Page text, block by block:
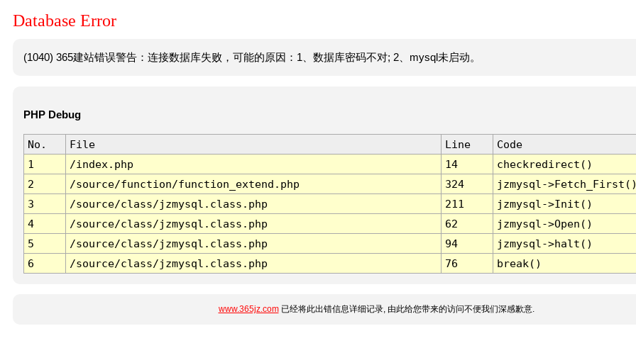
Database Error
(1040) 365建站错误警告：连接数据库失败，可能的原因：1、数据库密码不对; 2、mysql未启动。
PHP Debug
No. File Line
Code
1
/index.php 14
checkredirect()
2
/source/function/function_extend.php 324
jzmysql-
3
/source/class/jzmysql.class.php 211
jzmysql->Init()
4
/source/class/jzmysql.class.php 62
jzmysql->Open()
5
/source/class/jzmysql.class.php 94
jzmysql->halt()
6
/source/class/jzmysql.class.php 76 break()
www.365jz.com已经将此出错信息详细记录, 由此给您带来的访问不便我们深感歉意.